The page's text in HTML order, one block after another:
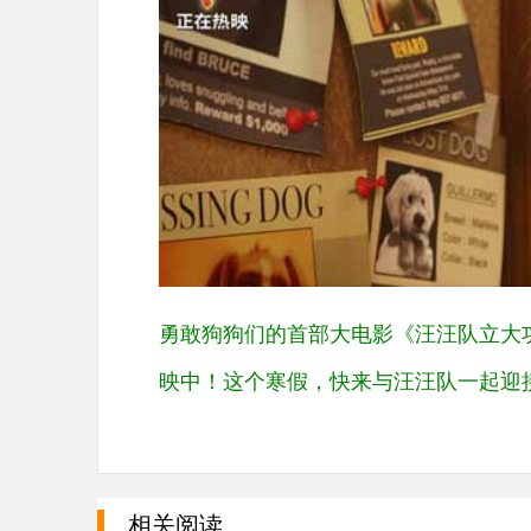
勇敢狗狗们的首部大电影《汪汪队立
映中！这个寒假，快来与汪汪队一起
相关阅读